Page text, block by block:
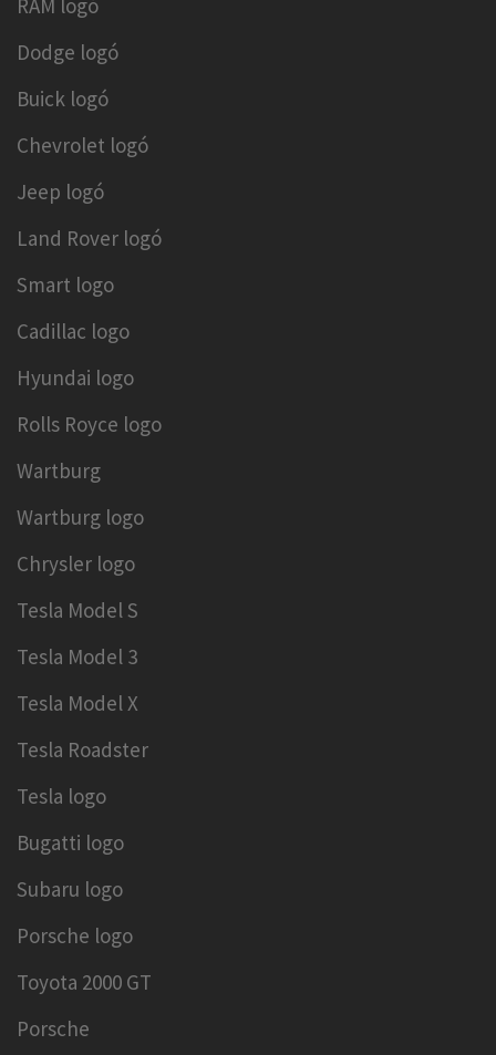
RAM logó
Dodge logó
Buick logó
Chevrolet logó
Jeep logó
Land Rover logó
Smart logo
Cadillac logo
Hyundai logo
Rolls Royce logo
Wartburg
Wartburg logo
Chrysler logo
Tesla Model S
Tesla Model 3
Tesla Model X
Tesla Roadster
Tesla logo
Bugatti logo
Subaru logo
Porsche logo
Toyota 2000 GT
Porsche